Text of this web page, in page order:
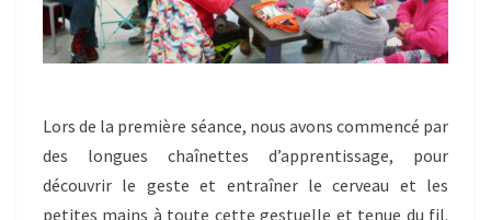
Lors de la première séance, nous avons commencé par
des longues chaînettes d’apprentissage, pour
découvrir le geste et entraîner le cerveau et les
petites mains à toute cette gestuelle et tenue du fil.